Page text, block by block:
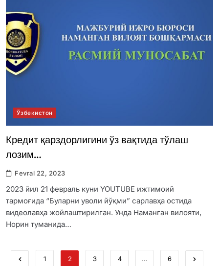
Ўзбекистон
Кредит қарздорлигини ўз вақтида тўлаш
лозим…
Fevral 22, 2023
2023 йил 21 февраль куни YOUTUBE ижтимоий
тармоғида “Буларни уволи йўқми” сарлавҳа остида
видеолавҳа жойлаштирилган. Унда Наманган вилояти,
Норин туманида…
1 2 3 4 … 6